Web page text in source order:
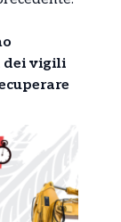
dei vigili